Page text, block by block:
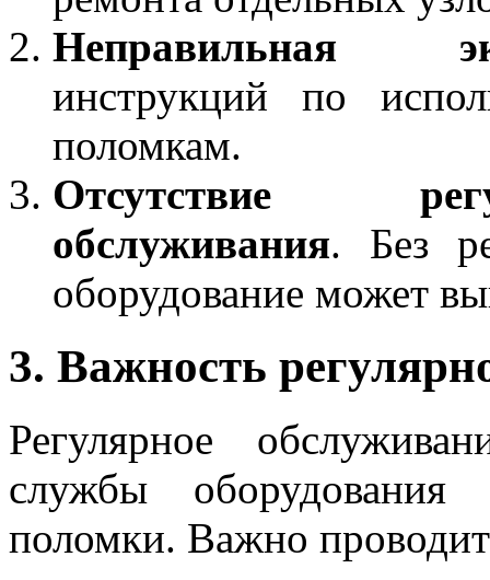
Неправильная
инструкций по
поломкам.
Отсутствие
обслуживания. Без
оборудование может
3. Важность
Регулярное
службы оборудования
поломки. Важно